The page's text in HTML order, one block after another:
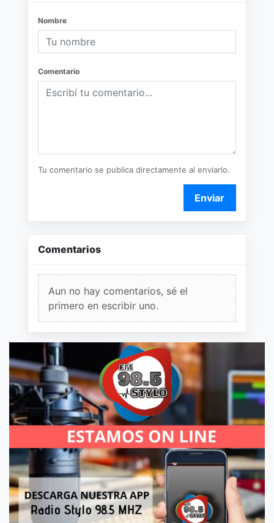
Nombre
Comentario
Tu comentario se publica directamente al enviarlo.
Enviar
Comentarios
Aun no hay comentarios, sé el
primero en escribir uno.